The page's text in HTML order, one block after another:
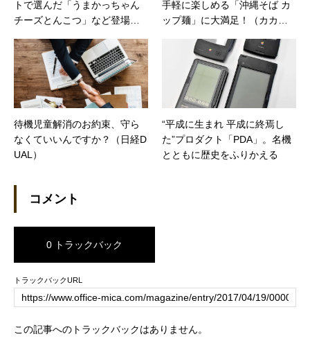
トで選んだ「うまかっちゃん
チーズとんこつ」など登場
手軽に楽しめる「沖縄そば カ
ップ麺」に大満足！（カカク
待機児童解消のお約束、守ら
なくていいんですか？（日経D
UAL）
“平成に生まれ 平成に終焉し
た”プロダクト「PDA」。名機
とともに歴史をふりかえる
コメント
0 トラックバック
トラックバックURL
この記事へのトラックバックはありません。